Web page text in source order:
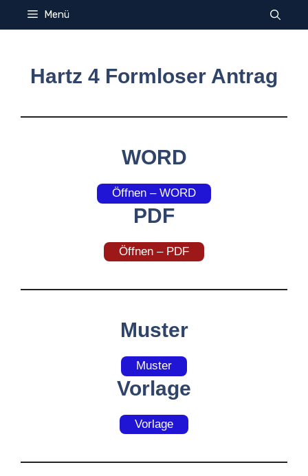
Menü
Hartz 4 Formloser Antrag
WORD
Öffnen – WORD
PDF
Öffnen – PDF
Muster
Muster
Vorlage
Vorlage